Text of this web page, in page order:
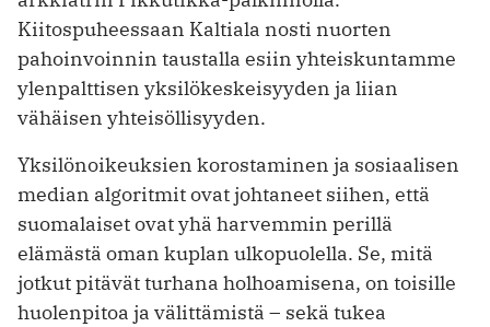
Kiitospuheessaan Kaltiala nosti nuorten
pahoinvoinnin taustalla esiin yhteiskuntamme
ylenpalttisen yksilökeskeisyyden ja liian
vähäisen yhteisöllisyyden.
Yksilönoikeuksien korostaminen ja sosiaalisen
median algoritmit ovat johtaneet siihen, että
suomalaiset ovat yhä harvemmin perillä
elämästä oman kuplan ulkopuolella. Se, mitä
jotkut pitävät turhana holhoamisena, on toisille
huolenpitoa ja välittämistä – sekä tukea